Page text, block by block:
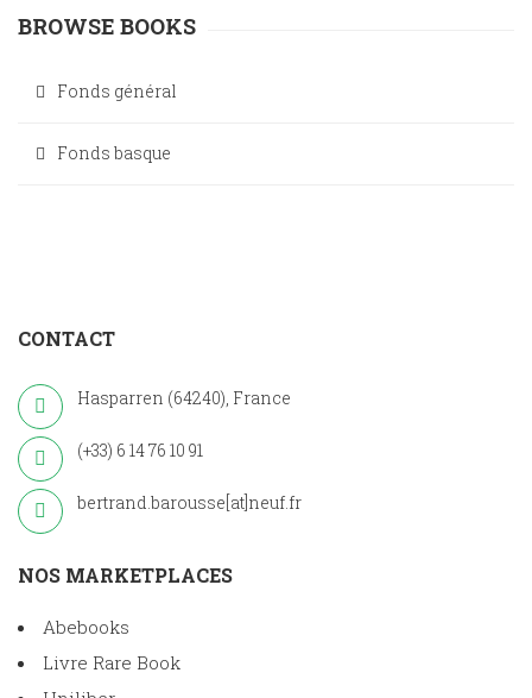
BROWSE BOOKS
Fonds général
Fonds basque
CONTACT
Hasparren (64240), France
(+33) 6 14 76 10 91
bertrand.barousse[at]neuf.fr
NOS MARKETPLACES
Abebooks
Livre Rare Book